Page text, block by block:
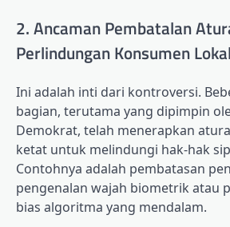
2. Ancaman Pembatalan
Perlindungan Konsumen Lokal
Ini adalah inti dari kontroversi.
bagian, terutama yang dipimpin
Demokrat, telah menerapkan
ketat untuk melindungi hak-hak
Contohnya adalah pembatasan
pengenalan wajah biometrik atau
bias algoritma yang mendalam.